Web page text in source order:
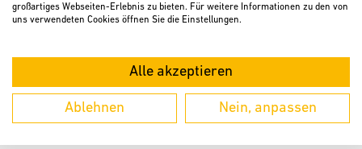
05246 / 961 163
Paderborner Str. 2
33415 Verl
großartiges Webseiten-Erlebnis zu bieten. Für weitere Informationen zu den von
uns verwendeten Cookies öffnen Sie die Einstellungen.
Alle akzeptieren
Ablehnen Nein, anpassen